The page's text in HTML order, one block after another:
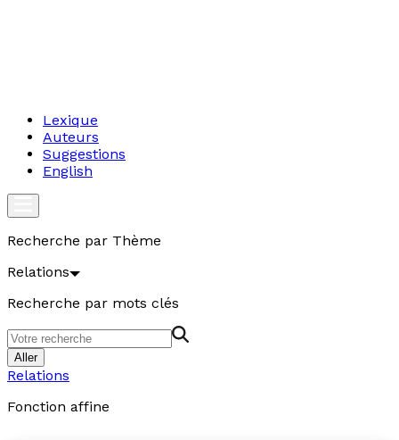
Lexique
Auteurs
Suggestions
English
Recherche par Thème
Relations
Recherche par mots clés
Aller
Relations
Fonction affine